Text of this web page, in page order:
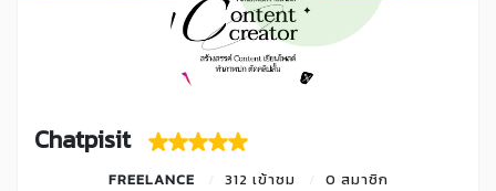
Chatpisit
FREELANCE 312 เข้าชม 0 สมาชิก